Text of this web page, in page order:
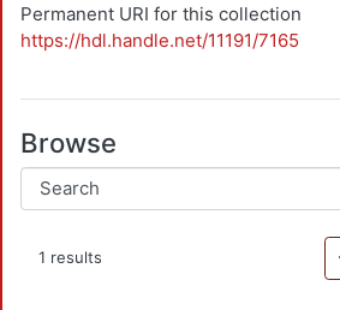
Permanent URI for this collection
https://hdl.handle.net/11191/7165
Browse
1 results